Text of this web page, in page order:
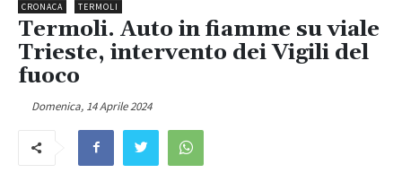
CRONACA TERMOLI
Termoli. Auto in fiamme su viale
Trieste, intervento dei Vigili del
fuoco
Domenica, 14 Aprile 2024